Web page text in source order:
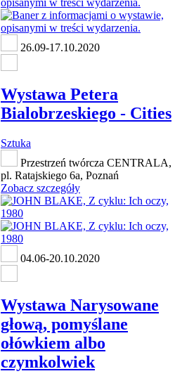
26.09-17.10.2020
Wystawa Petera
Bialobrzeskiego - Cities
Sztuka
Przestrzeń twórcza CENTRALA,
pl. Ratajskiego 6a, Poznań
Zobacz szczegóły
04.06-20.10.2020
Wystawa Narysowane
głową, pomyślane
ołówkiem albo
czymkolwiek